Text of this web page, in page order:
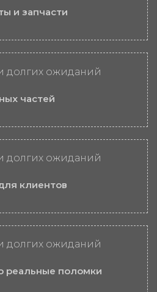
и запчасти
частей
клиентов
реальные поломки